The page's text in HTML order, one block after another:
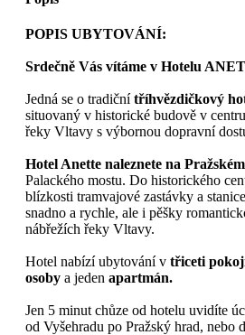
POPIS UBYTOVÁNÍ:
Srdečně Vás vítáme v Hotelu
Jedná se o tradičnítříhvězdičkový
situovaný v historické budově v
řeky Vltavy s výbornou dopravní
Hotel Anette naleznete na
Palackého mostu. Do historického
blízkosti tramvajové zastávky a
snadno a rychle, ale i pěšky
nábřežích řeky Vltavy.
Hotel nabízí ubytování v třiceti
osoby a jeden apartmán.
Jen 5 minut chůze od hotelu uvidíte
od Vyšehradu po Pražský hrad, nebo